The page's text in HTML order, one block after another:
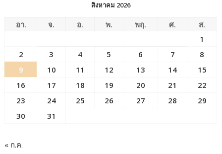
สิงหาคม 2026
อา. จ. อ. พ. พฤ. ศ.
ส.
1
2
3 4 5 6 7
8
9
10 11 12 13 14
15
16
17 18 19 20 21
22
23
24 25 26 27 28
29
30
31
« ก.ค.